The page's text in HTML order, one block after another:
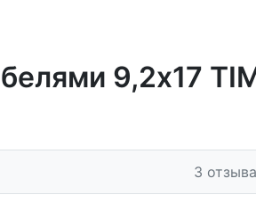
9,2x17
3 отзыва